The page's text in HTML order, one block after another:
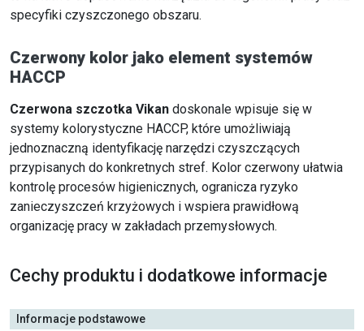
specyfiki czyszczonego obszaru.
Czerwony kolor jako element systemów
HACCP
Czerwona szczotka Vikan doskonale wpisuje się w
systemy kolorystyczne HACCP, które umożliwiają
jednoznaczną identyfikację narzędzi czyszczących
przypisanych do konkretnych stref. Kolor czerwony ułatwia
kontrolę procesów higienicznych, ogranicza ryzyko
zanieczyszczeń krzyżowych i wspiera prawidłową
organizację pracy w zakładach przemysłowych.
Cechy produktu i dodatkowe informacje
Informacje podstawowe